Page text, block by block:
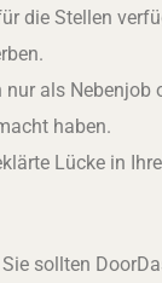
die Stellen
nur als Nebenjob
haben.
Lücke in
sollten